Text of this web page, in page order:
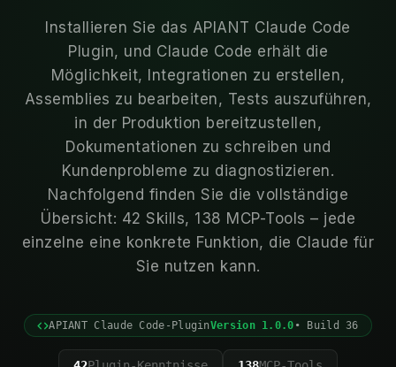
Installieren Sie das APIANT Claude Code
Plugin, und Claude Code erhält die
Möglichkeit, Integrationen zu erstellen,
Assemblies zu bearbeiten, Tests auszuführen,
in der Produktion bereitzustellen,
Dokumentationen zu schreiben und
Kundenprobleme zu diagnostizieren.
Nachfolgend finden Sie die vollständige
Übersicht: 42 Skills, 138 MCP-Tools – jede
einzelne eine konkrete Funktion, die Claude für
Sie nutzen kann.
APIANT Claude Code-PluginVersion 1.0.0 • Build 36